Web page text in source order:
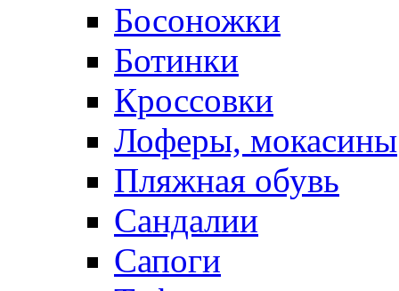
Босоножки
Ботинки
Кроссовки
Лоферы, мокасины
Пляжная обувь
Сандалии
Сапоги